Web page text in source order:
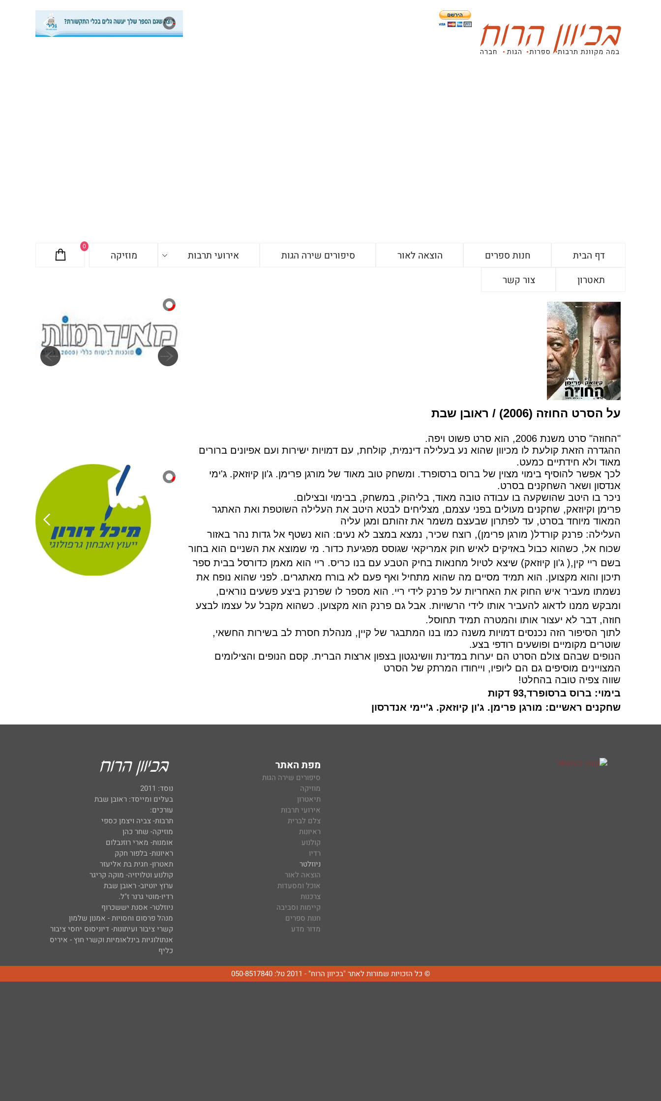
0
דף הבית חנות ספרים הוצאה לאור סיפורים שירה הגות אירועי תרבות
מוזיקה
תאטרון
צור קשר
על הסרט החוזה (2006) / ראובן שבת
"החוזה" סרט משנת 2006, הוא סרט פשוט ויפה.
ההגדרה הזאת קולעת לו מכיוון שהוא נע בעלילה דינמית, קולחת, עם דמויות ישירות ועם אפיונים ברורים
מאוד ולא חידתיים כמעט.
לכך אפשר להוסיף בימוי מצוין של ברוס ברסופרד. ומשחק טוב מאוד של מורגן פרימן. ג'ון קיוזאק. ג'ימי
אנדסון ושאר השחקנים בסרט.
ניכר בו היטב שהושקעה בו עבודה טובה מאוד, בליהוק, במשחק, בבימוי ובצילום.
פרימן וקיוזאק, שחקנים מעולים בפני עצמם, מצליחים לבטא היטב את העלילה השוטפת ואת האתגר
המאוד מיוחד בסרט, עד לפתרון שבעצם משמר את זהותם ומגן עליה
העלילה: פרנק קורדל( מורגן פרימן), רוצח שכיר, נמצא במצב לא נעים: הוא נשטף אל גדות נהר באזור
שכוח אל, כשהוא כבול באזיקים לאיש חוק אמריקאי שגוסס מפגיעת כדור. מי שמוצא את השניים הוא בחור
בשם ריי קין,( ג'ון קיוזאק) שיצא לטיול מחנאות בחיק הטבע עם בנו כריס. ריי הוא מאמן כדורסל בבית ספר
תיכון והוא מקצוען. הוא תמיד מסיים מה שהוא מתחיל ואף פעם לא בורח מאתגרים. לפני שהוא נופח את
נשמתו מעביר איש החוק את האחריות על פרנק לידי ריי. הוא מספר לו שפרנק ביצע פשעים נוראים,
ומבקש ממנו לדאוג להעביר אותו לידי הרשויות. אבל גם פרנק הוא מקצוען. כשהוא מקבל על עצמו לבצע
חוזה, דבר לא יעצור אותו והמטרה תמיד תחוסל.
לתוך הסיפור הזה נכנסים דמויות משנה כמו בנו המתבגר של קיין, מנהלת חסרת לב בשירות החשאי,
שוטרים מקומיים ופושעים רודפי בצע.
הנופים שבהם צולם הסרט הם יערות במדינת וושינגטון בצפון ארצות הברית. קסם הנופים והצילומים
המצויינים מוסיפים גם הם ליופיו, וייחודו המרתק של הסרט
שווה צפיה טובה בהחלט!
בימוי: ברוס ברסופרד,93 דקות
שחקנים ראשיים: מורגן פרימן. ג'ון קיוזאק. ג'יימי אנדרסון
מפת האתר
סיפורים שירה הגות
מוזיקה
תיאטרון
אירועי תרבות
צלם לברית
ראיונות
קולנוע
רדיו
ניוזלטר
הוצאה לאור
אוכל ומסעדות
צרכנות
קיימות וסביבה
חנות ספרים
מדור מדע
נוסד: 2011
בעלים ומייסד: ראובן שבת
עורכים:
תרבות- צביה ויצמן כספי
מוזיקה- שחר כהן
אומנות- מארי רוזנבלום
ראיונות- בלפור חקק
תאטרון- חגית בת אליעזר
קולנוע וטלויזיה- מוקה קריגר
ערוץ יוטיוב- ראובן שבת
רדיו-מוטי גרנר ז"ל.
ניוזלטר- אסנת יששכרוף
מנהל פרסום וחסויות - אמנון שלמון
קשרי ציבור ועיתונות- דיוניסוס יחסי ציבור
אנתולוגיות בינלאומיות וקשרי חוץ - איריס
כליף
© כל הזכויות שמורות לאתר "בכיוון הרוח" - 2011 טל: 050-8517840